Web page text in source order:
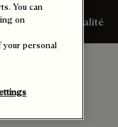
et Confidentialité
You can
on
your personal